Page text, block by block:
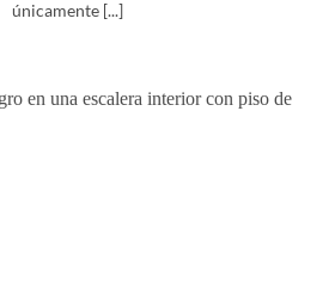
únicamente [...]